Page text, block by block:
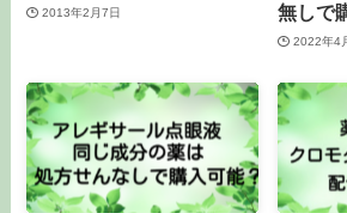
2013年2月7日
無しで
2022年4